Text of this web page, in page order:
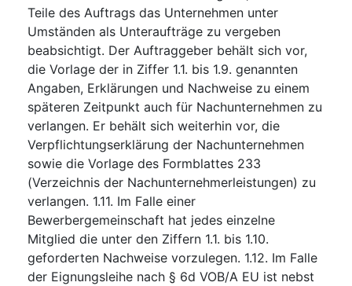
Teile des Auftrags das Unternehmen unter
Umständen als Unteraufträge zu vergeben
beabsichtigt. Der Auftraggeber behält sich vor,
die Vorlage der in Ziffer 1.1. bis 1.9. genannten
Angaben, Erklärungen und Nachweise zu einem
späteren Zeitpunkt auch für Nachunternehmen zu
verlangen. Er behält sich weiterhin vor, die
Verpflichtungserklärung der Nachunternehmen
sowie die Vorlage des Formblattes 233
(Verzeichnis der Nachunternehmerleistungen) zu
verlangen. 1.11. Im Falle einer
Bewerbergemeinschaft hat jedes einzelne
Mitglied die unter den Ziffern 1.1. bis 1.10.
geforderten Nachweise vorzulegen. 1.12. Im Falle
der Eignungsleihe nach § 6d VOB/A EU ist nebst